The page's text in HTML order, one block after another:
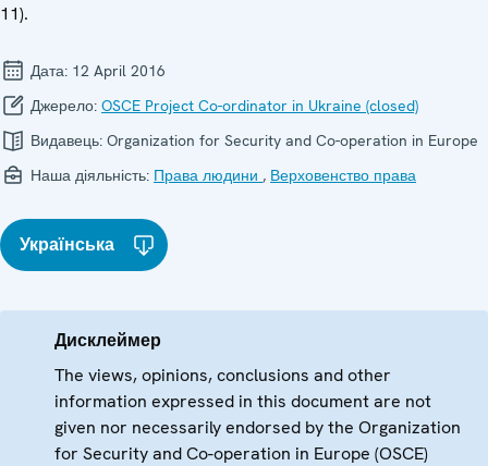
11).
Дата: 12 April 2016
Джерело: OSCE Project Co-ordinator in Ukraine (closed)
Видавець: Organization for Security and Co-operation in Europe
Наша діяльність: Права людини , Верховенство права
Українська
Дисклеймер
The views, opinions, conclusions and other
information expressed in this document are not
given nor necessarily endorsed by the Organization
for Security and Co-operation in Europe (OSCE)